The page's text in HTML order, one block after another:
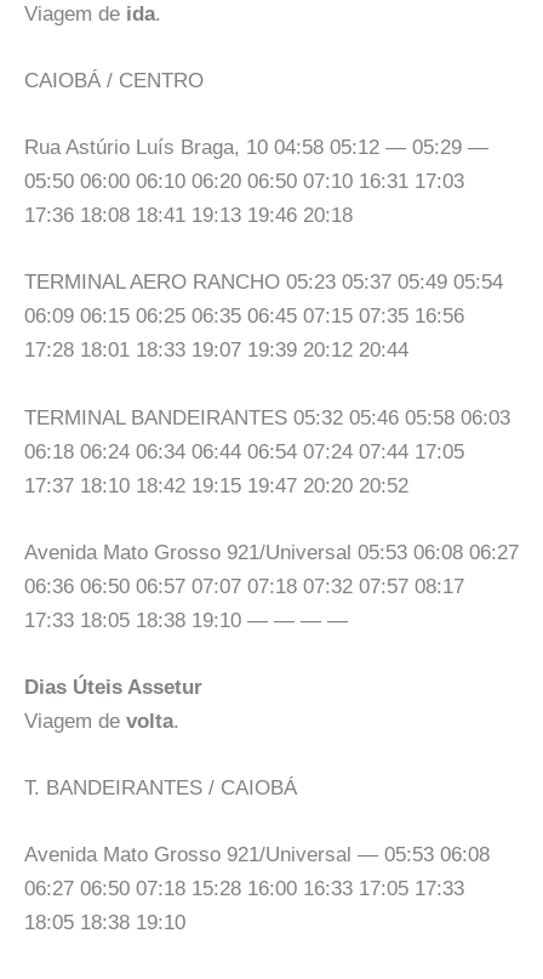
Viagem de ida.
CAIOBÁ / CENTRO
Rua Astúrio Luís Braga, 10 04:58 05:12 — 05:29 —
05:50 06:00 06:10 06:20 06:50 07:10 16:31 17:03
17:36 18:08 18:41 19:13 19:46 20:18
TERMINAL AERO RANCHO 05:23 05:37 05:49 05:54
06:09 06:15 06:25 06:35 06:45 07:15 07:35 16:56
17:28 18:01 18:33 19:07 19:39 20:12 20:44
TERMINAL BANDEIRANTES 05:32 05:46 05:58 06:03
06:18 06:24 06:34 06:44 06:54 07:24 07:44 17:05
17:37 18:10 18:42 19:15 19:47 20:20 20:52
Avenida Mato Grosso 921/Universal 05:53 06:08 06:27
06:36 06:50 06:57 07:07 07:18 07:32 07:57 08:17
17:33 18:05 18:38 19:10 — — — —
Dias Úteis Assetur
Viagem de volta.
T. BANDEIRANTES / CAIOBÁ
Avenida Mato Grosso 921/Universal — 05:53 06:08
06:27 06:50 07:18 15:28 16:00 16:33 17:05 17:33
18:05 18:38 19:10